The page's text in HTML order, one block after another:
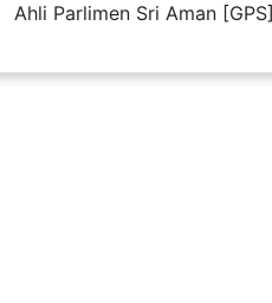
Ahli Parlimen Sri Aman [GPS]